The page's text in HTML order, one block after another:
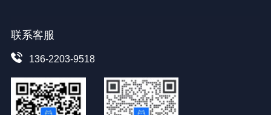
联系客服
136-2203-9518